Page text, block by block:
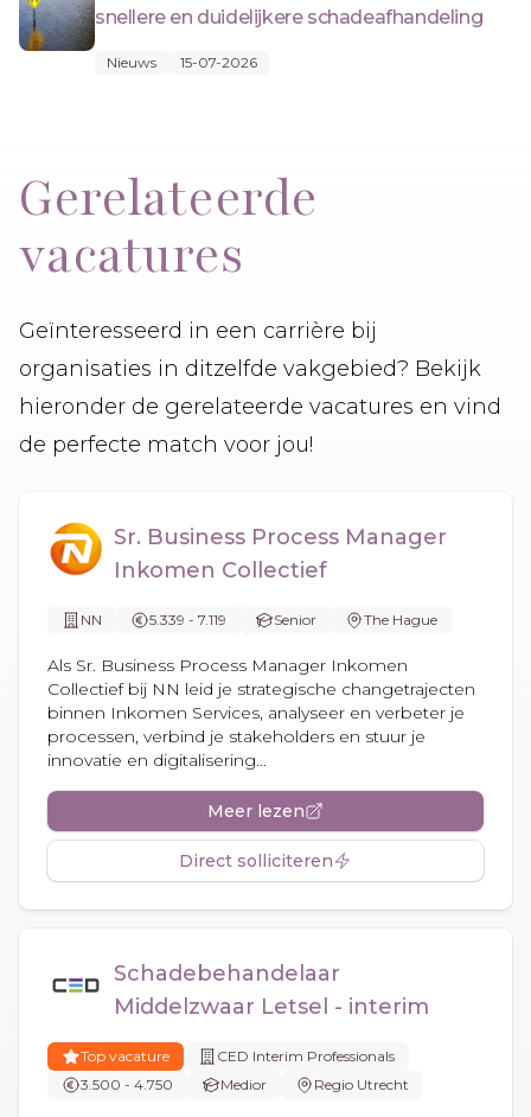
snellere en duidelijkere schadeafhandeling
Nieuws 15-07-2026
Gerelateerde
vacatures
Geïnteresseerd in een carrière bij
organisaties in ditzelfde vakgebied? Bekijk
hieronder de gerelateerde vacatures en vind
de perfecte match voor jou!
Sr. Business Process Manager
Inkomen Collectief
NN 5.339 - 7.119 Senior The Hague
Als Sr. Business Process Manager Inkomen
Collectief bij NN leid je strategische changetrajecten
binnen Inkomen Services, analyseer en verbeter je
processen, verbind je stakeholders en stuur je
innovatie en digitalisering...
Meer lezen
Direct solliciteren
Schadebehandelaar
Middelzwaar Letsel - interim
Top vacature
CED Interim Professionals
3.500 - 4.750
Medior Regio Utrecht